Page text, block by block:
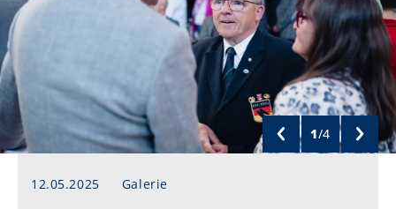
1/4
12.05.2025 Galerie